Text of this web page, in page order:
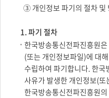
③ 개인정보 파기의 절차 및
1. 파기 절차
한국방송통신전파진흥원
(또는 개인정보파일)에 대
수립하여 파기합니다. 한
사유가 발생한 개인정보(
한국방송통신전파진흥원